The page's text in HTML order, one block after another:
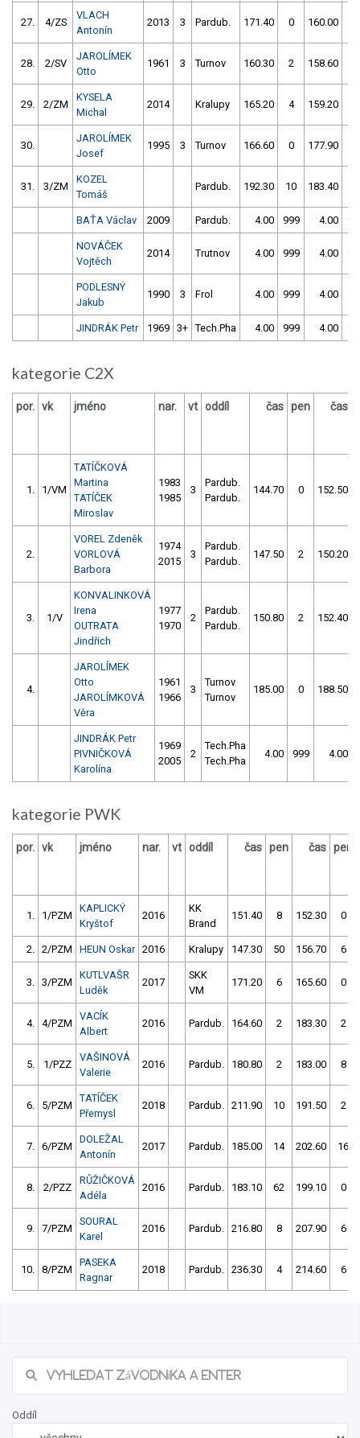
27. 4/ZS
VLACH
Antonín
2013 3 Pardub. 171.40 0 160.00
28. 2/SV
JAROLÍMEK
Otto
1961 3 Turnov 160.30 2 158.60
29. 2/ZM
KYSELA
Michal
2014 Kralupy 165.20 4 159.20
30.
JAROLÍMEK
Josef
1995 3 Turnov 166.60 0 177.90
31. 3/ZM
KOZEL
Tomáš
Pardub. 192.30 10 183.40
BAŤA Václav 2009 Pardub. 4.00 999 4.00
NOVÁČEK
Vojtěch
2014 Trutnov 4.00 999 4.00
PODLESNÝ
Jakub
1990 3 Frol 4.00 999 4.00
JINDRÁK Petr 1969 3+ Tech.Pha 4.00 999 4.00
kategorie C2X
por. vk jméno nar. vt oddíl čas pen čas
1. 1/VM
TATÍČKOVÁ
Martina
TATÍČEK
Miroslav
1983
1985
3
Pardub.
Pardub.
144.70 0 152.50
2.
VOREL Zdeněk
VORLOVÁ
Barbora
1974
2015
3
Pardub.
Pardub.
147.50 2 150.20
3. 1/V
KONVALINKOVÁ
Irena
OUTRATA
Jindřich
1977
1970
2
Pardub.
Pardub.
150.80 2 152.40
4.
JAROLÍMEK
Otto
JAROLÍMKOVÁ
Věra
1961
1966
3
Turnov
Turnov
185.00 0 188.50
JINDRÁK Petr
PIVNIČKOVÁ
Karolína
1969
2005
2
Tech.Pha
Tech.Pha
4.00 999 4.00
kategorie PWK
por. vk jméno nar. vt oddíl čas pen čas pen
1. 1/PZM
KAPLICKÝ
Kryštof
2016
KK
Brand
151.40 8 152.30 0
2. 2/PZM HEUN Oskar 2016 Kralupy 147.30 50 156.70 6
3. 3/PZM
KUTLVAŠR
Luděk
2017
SKK
VM
171.20 6 165.60 0
4. 4/PZM
VACÍK
Albert
2016 Pardub. 164.60 2 183.30 2
5. 1/PZZ
VAŠINOVÁ
Valerie
2016 Pardub. 180.80 2 183.00 8
6. 5/PZM
TATÍČEK
Přemysl
2018 Pardub. 211.90 10 191.50 2
7. 6/PZM
DOLEŽAL
Antonín
2017 Pardub. 185.00 14 202.60 16
8. 2/PZZ
RŮŽIČKOVÁ
Adéla
2016 Pardub. 183.10 62 199.10 0
9. 7/PZM
SOURAL
Karel
2016 Pardub. 216.80 8 207.90 6
10. 8/PZM
PASEKA
Ragnar
2018 Pardub. 236.30 4 214.60 6
Oddíl